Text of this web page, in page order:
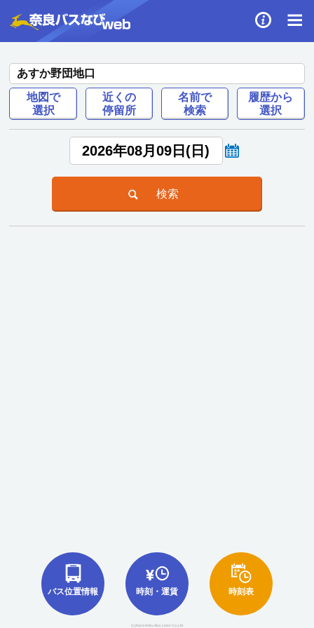
あすか野団地口
地図で
選択
近くの
停留所
名前で
検索
履歴から
選択
バス位置情報 時刻・運賃 時刻表
(c)Nara Kotsu Bus Lines Co.,Ltd.